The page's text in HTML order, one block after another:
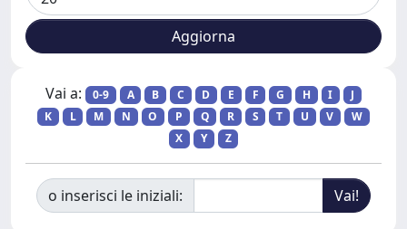
Vai a: 0-9 A B C D E F G H I
J
K
L M N O P Q R S T U V
W
X
Y Z
o inserisci le iniziali: